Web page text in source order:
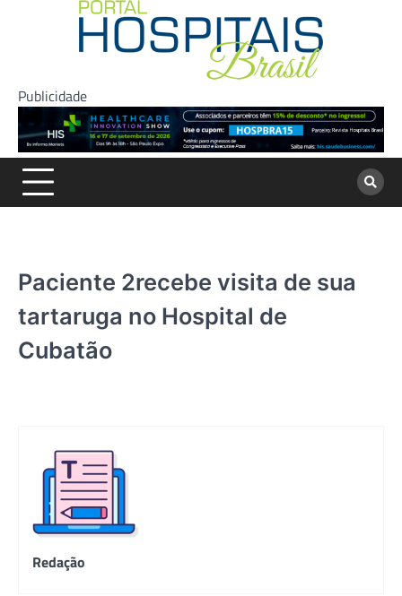
Publicidade
Paciente 2recebe visita de sua
tartaruga no Hospital de
Cubatão
Redação